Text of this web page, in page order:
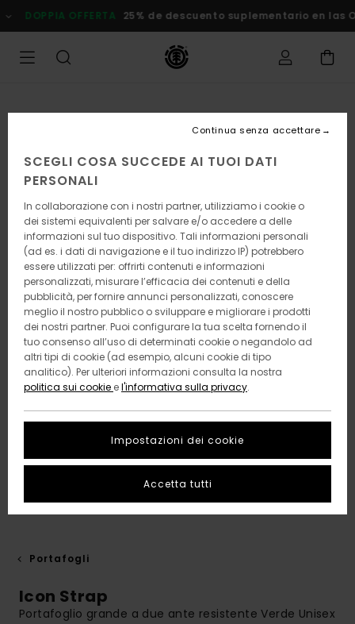
alle
informazioni
prodotto
DOPPIA OFFERTA 25% de descuento suplementario en las
Portafogli
Icon Strap
Portafoglio grande a due ante resistente Verde Unisex
SCEGLI COSA SUCCEDE AI TUOI DATI
PERSONALI
In collaborazione con i nostri partner, utilizziamo i cookie o
dei sistemi equivalenti per salvare e/o accedere a delle
informazioni sul tuo dispositivo. Tali informazioni personali
(ad es. i dati di navigazione e il tuo indirizzo IP) potrebbero
essere utilizzati per: offrirti contenuti e informazioni
personalizzati, misurare l’efficacia dei contenuti e della
pubblicità, per fornire annunci personalizzati, conoscere
meglio il nostro pubblico o sviluppare e migliorare i prodotti
dei nostri partner. Puoi configurare la tua scelta fornendo il
tuo consenso all’uso di determinati cookie o negandolo ad
altri tipi di cookie (ad esempio, alcuni cookie di tipo
analitico). Per ulteriori informazioni consulta la nostra
politica sui cookie el'informativa sulla privacy.
Impostazioni dei cookie
Continua senza accettare
Accetta tutti